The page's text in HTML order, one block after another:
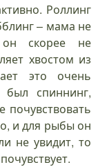
Роллинг
– мама не
скорее не
хвостом из
это очень
спиннинг,
и для рыбы он
не увидит, то